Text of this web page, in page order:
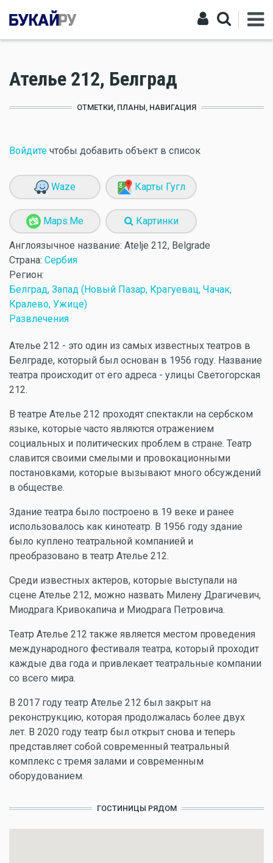
Ателье 212, Белград
ОТМЕТКИ, ПЛАНЫ, НАВИГАЦИЯ
Войдите чтобы добавить объект в список
Waze Карты Гугл
Maps.Me Картинки
Англоязычное название: Atelje 212, Belgrade
Страна: Сербия
Регион:
Белград, Запад (Новый Пазар, Крагуевац, Чачак,
Кралево, Ужице)
Развлечения
Ателье 212 - это один из самых известных театров в
Белграде, который был основан в 1956 году. Название
театра происходит от его адреса - улицы Светогорская
212.
В театре Ателье 212 проходят спектакли на сербском
языке, которые часто являются отражением
социальных и политических проблем в стране. Театр
славится своими смелыми и провокационными
постановками, которые вызывают много обсуждений
в обществе.
Здание театра было построено в 19 веке и ранее
использовалось как кинотеатр. В 1956 году здание
было куплено театральной компанией и
преобразовано в театр Ателье 212.
Среди известных актеров, которые выступали на
сцене Ателье 212, можно назвать Милену Драгичевич,
Миодрага Кривокапича и Миодрага Петровича.
Театр Ателье 212 также является местом проведения
международного фестиваля театра, который проходит
каждые два года и привлекает театральные компании
со всего мира.
В 2017 году театр Ателье 212 был закрыт на
реконструкцию, которая продолжалась более двух
лет. В 2020 году театр был открыт снова и теперь
представляет собой современный театральный
комплекс с тремя залами и современным
оборудованием.
ГОСТИНИЦЫ РЯДОМ